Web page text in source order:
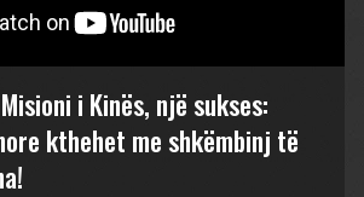
i Kinës, një sukses:
kthehet me shkëmbinj të